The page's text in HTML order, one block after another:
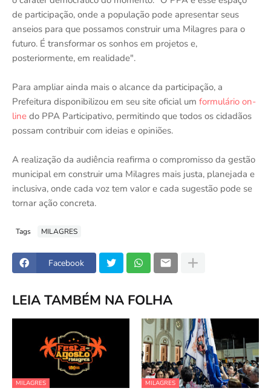
de participação, onde a população pode apresentar seus
anseios para que possamos construir uma Milagres para o
futuro. É transformar os sonhos em projetos e,
posteriormente, em realidade".
Para ampliar ainda mais o alcance da participação, a
Prefeitura disponibilizou em seu site oficial um formulário on-
line do PPA Participativo, permitindo que todos os cidadãos
possam contribuir com ideias e opiniões.
A realização da audiência reafirma o compromisso da gestão
municipal em construir uma Milagres mais justa, planejada e
inclusiva, onde cada voz tem valor e cada sugestão pode se
tornar ação concreta.
Tags MILAGRES
Facebook
LEIA TAMBÉM NA FOLHA
MILAGRES MILAGRES